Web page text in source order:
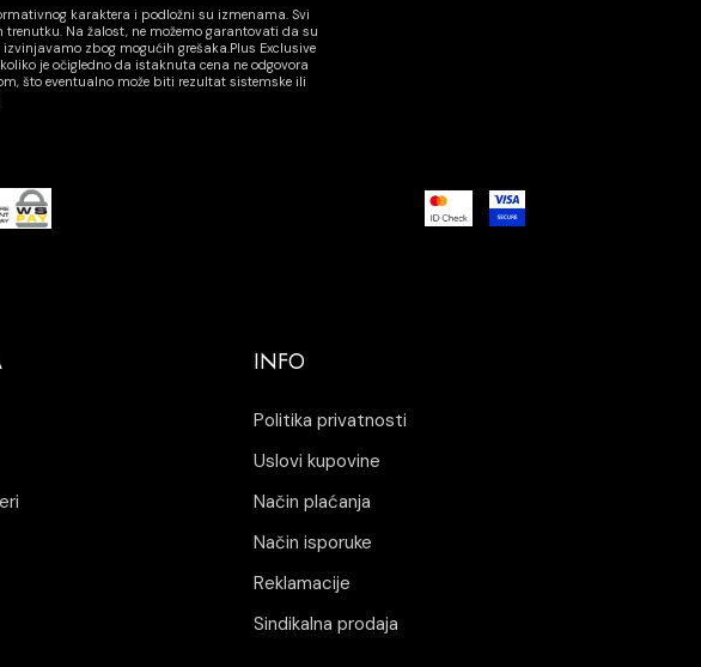
karaktera i podložni su izmenama. Svi
Na žalost, ne možemo garantovati da su
zbog mogućih grešaka.Plus Exclusive
je očigledno da istaknuta cena ne odgovora
što eventualno može biti rezultat sistemske ili
INFO
Politika privatnosti
Uslovi kupovine
Način plaćanja
Način isporuke
Reklamacije
Sindikalna prodaja